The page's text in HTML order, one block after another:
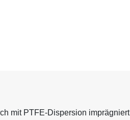
mit PTFE-Dispersion